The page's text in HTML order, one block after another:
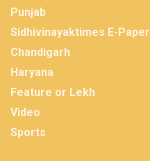
Punjab
Sidhivinayaktimes E-Paper
Chandigarh
Haryana
Feature or Lekh
Video
Sports